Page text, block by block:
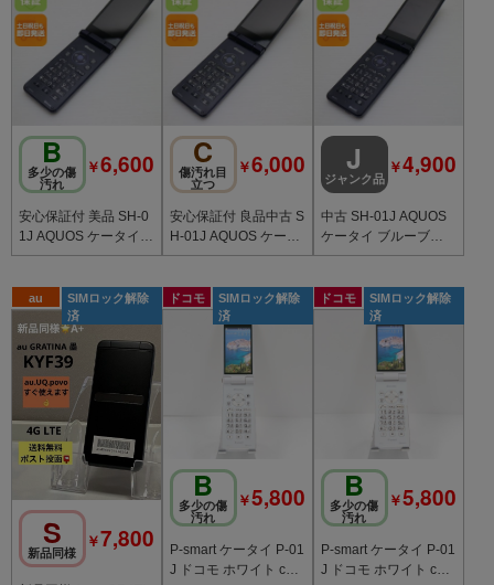
B
多少の傷
汚れ
￥6,600
安心保証付 美品 SH-0
1J AQUOS ケータイ
ブルーブラック 中古
C
傷汚れ目
立つ
￥6,000
安心保証付 良品中古 S
H-01J AQUOS ケータ
イ ブルーブラック 中
J
ジャンク品
￥4,900
中古 SH-01J AQUOS
ケータイ ブルーブラ
ック 中古本体
au
SIMロック解除
済
S
新品同様
￥7,800
ドコモ
SIMロック解除
済
B
多少の傷
汚れ
￥5,800
P-smart ケータイ P-01
J ドコモ ホワイト c20
ドコモ
SIMロック解除
済
B
多少の傷
汚れ
￥5,800
P-smart ケータイ P-01
J ドコモ ホワイト c20